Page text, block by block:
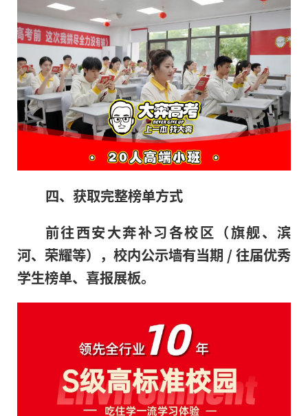
四、获取完整榜单方式
前往西安大奔补习各校区（旗舰、滨
河、荣耀等），校内公示墙有当期 / 往届优秀
学生榜单、喜报展板。